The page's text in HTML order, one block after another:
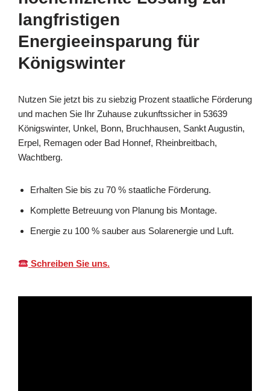
langfristigen
Energieeinsparung für
Königswinter
Nutzen Sie jetzt bis zu siebzig Prozent staatliche Förderung
und machen Sie Ihr Zuhause zukunftssicher in 53639
Königswinter, Unkel, Bonn, Bruchhausen, Sankt Augustin,
Erpel, Remagen oder Bad Honnef, Rheinbreitbach,
Wachtberg.
Erhalten Sie bis zu 70 % staatliche Förderung.
Komplette Betreuung von Planung bis Montage.
Energie zu 100 % sauber aus Solarenergie und Luft.
Schreiben Sie uns.